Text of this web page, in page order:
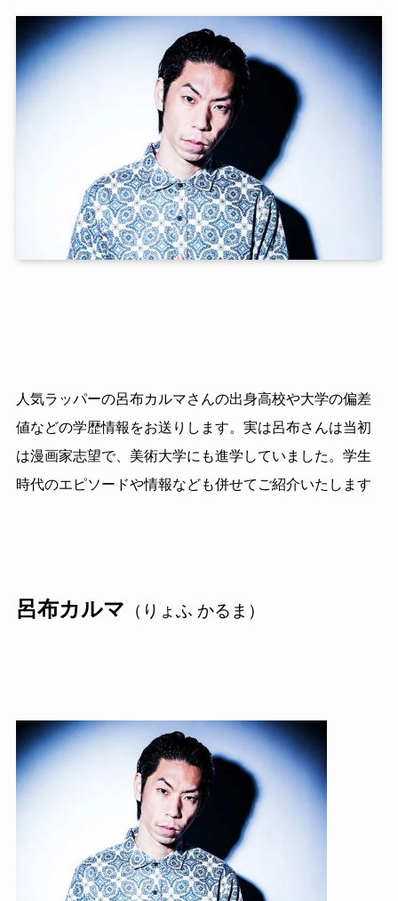
人気ラッパーの呂布カルマさんの出身高校や大学の偏差
値などの学歴情報をお送りします。実は呂布さんは当初
は漫画家志望で、美術大学にも進学していました。学生
時代のエピソードや情報なども併せてご紹介いたします
呂布カルマ （りょふ かるま）